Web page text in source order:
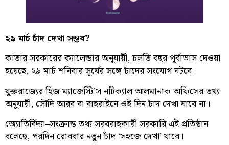
২৯ মার্চ চাঁদ দেখা সম্ভব?
কাতার সরকারের ক্যালেন্ডার অনুযায়ী, চলতি বছর পূর্বাভাস দেওয়া
হয়েছে, ২৯ মার্চ শনিবার সূর্যের সঙ্গে চাঁদের সংযোগ ঘটবে।
যুক্তরাজ্যের হিজ ম্যাজেস্টি’স নটিক্যাল আলমানাক অফিসের তথ্য
অনুযায়ী, সৌদি আরব বা বাহরাইনে ওই দিন চাঁদ দেখা যাবে না।
জ্যোতির্বিদ্যা–সংক্রান্ত তথ্য সরবরাহকারী সরকারি এই প্রতিষ্ঠান
বলেছে, পরদিন রোববার নতুন চাঁদ ‘সহজে দেখা’ যাবে।